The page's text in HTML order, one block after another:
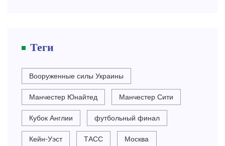
Теги
Вооруженные силы Украины
Манчестер Юнайтед Манчестер Сити
Кубок Англии футбольный финал
Кейн-Уэст ТАСС Москва